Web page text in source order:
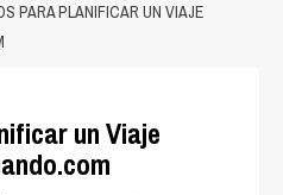
PARA PLANIFICAR UN VIAJE
un Viaje